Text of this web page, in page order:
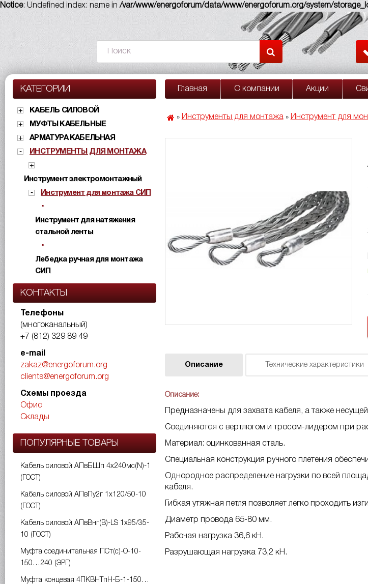
Notice: Undefined index: name in/var/www/energoforum/data/www/energoforum.org/system/
КАТЕГОРИИ
КАБЕЛЬ СИЛОВОЙ
МУФТЫ КАБЕЛЬНЫЕ
АРМАТУРА КАБЕЛЬНАЯ
ИНСТРУМЕНТЫ ДЛЯ МОНТАЖА
Инструмент электромонтажный
Инструмент для монтажа СИП
Инструмент для натяжения
стальной ленты
Лебедка ручная для монтажа
СИП
КОНТАКТЫ
Телефоны
(многоканальный)
+7 (812) 329 89 49
e-mail
zakaz@energoforum.org
clients@energoforum.org
Схемы проезда
Офис
Склады
ПОПУЛЯРНЫЕ ТОВАРЫ
Кабель силовой АПвБШп 4х240мс(N)-1
(ГОСТ)
Кабель силовой АПвПу2г 1х120/50-10
(ГОСТ)
Кабель силовой АПвВнг(B)-LS 1х95/35-
10 (ГОСТ)
Муфта соединительная ПСт(с)-О-10-
150…240 (ЭРГ)
Муфта концевая 4ПКВНТпН-Б-1-150…
Главная О компании Акции
» Инструменты для монтажа» Инструмент для
Описание Технические характеристики
Описание:
Предназначены для захвата кабеля, а также
Соединяются с вертлюгом и тросом-лидером при
Материал: оцинкованная сталь.
Специальная конструкция ручного плетения
Однородное распределение нагрузки по всей
кабеля.
Гибкая утяжная петля позволяет легко проходить
Диаметр провода 65-80 мм.
Рабочая нагрузка 36,6 кН.
Разрушающая нагрузка 73,2 кН.